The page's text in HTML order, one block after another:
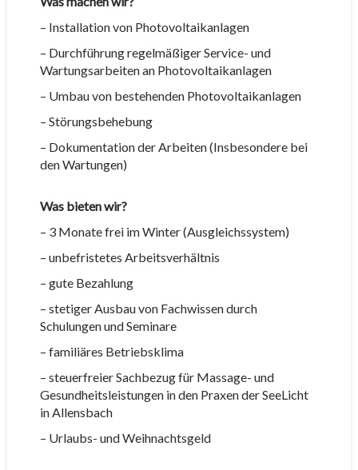
– Installation von Photovoltaikanlagen
– Durchführung regelmäßiger Service- und
Wartungsarbeiten an Photovoltaikanlagen
– Umbau von bestehenden Photovoltaikanlagen
– Störungsbehebung
– Dokumentation der Arbeiten (Insbesondere bei
den Wartungen)
Was bieten wir?
– 3 Monate frei im Winter (Ausgleichssystem)
– unbefristetes Arbeitsverhältnis
– gute Bezahlung
– stetiger Ausbau von Fachwissen durch
Schulungen und Seminare
– familiäres Betriebsklima
– steuerfreier Sachbezug für Massage- und
Gesundheitsleistungen in den Praxen der SeeLicht
in Allensbach
– Urlaubs- und Weihnachtsgeld